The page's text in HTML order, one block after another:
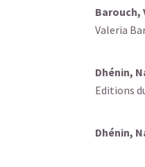
Barouch,
Valeria
Dhénin,
Editions
Dhénin,